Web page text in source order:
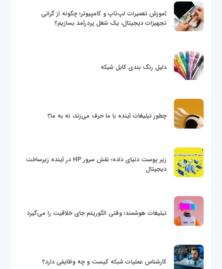
آموزش تعمیرات لپ‌تاپ و کامپیوتر؛ چگونه از گرانی
تجهیزات دیجیتال، یک شغل پردرآمد بسازیم؟
دلیل رنگ بندی کابل شبکه
چطور تبلیغات آینده با ما حرف می‌زند، نه به ما؟
زیر پوست دنیای داده؛ نقش سرور HP در آینده زیرساخت
دیجیتال
تبلیغات هوشمند؛ وقتی الگوریتم جای خلاقیت را می‌گیرد
کارشناس عملیات شبکه کیست و چه وظایفی دارد؟